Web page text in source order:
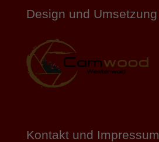
Design und Umsetzung
Kontakt und Impressum